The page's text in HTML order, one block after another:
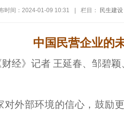
时间：2024-01-09 10:31 栏目： 民生建设
中国民营企业的
经》记者 王延春、邹碧
外部环境的信心，鼓励